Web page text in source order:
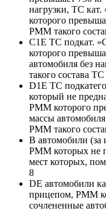
нагрузки, ТС
которого
РММ такого
C1E ТС подкат.
которого
автомобиля без
такого состава
D1E ТС
который не
РММ которого
массы
РММ такого
B автомобили
РММ которых не
мест которых,
8
DE автомобили
прицепом, РММ
сочлененные